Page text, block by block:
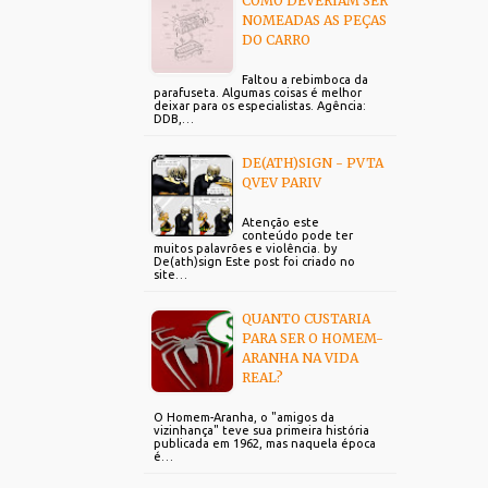
NOMEADAS AS PEÇAS
DO CARRO
Faltou a rebimboca da
parafuseta. Algumas coisas é melhor
deixar para os especialistas. Agência:
DDB,…
DE(ATH)SIGN - PVTA
QVEV PARIV
Atenção este
conteúdo pode ter
muitos palavrões e violência. by
De(ath)sign Este post foi criado no
site…
QUANTO CUSTARIA
PARA SER O HOMEM-
ARANHA NA VIDA
REAL?
O Homem-Aranha, o "amigos da
vizinhança" teve sua primeira história
publicada em 1962, mas naquela época
é…